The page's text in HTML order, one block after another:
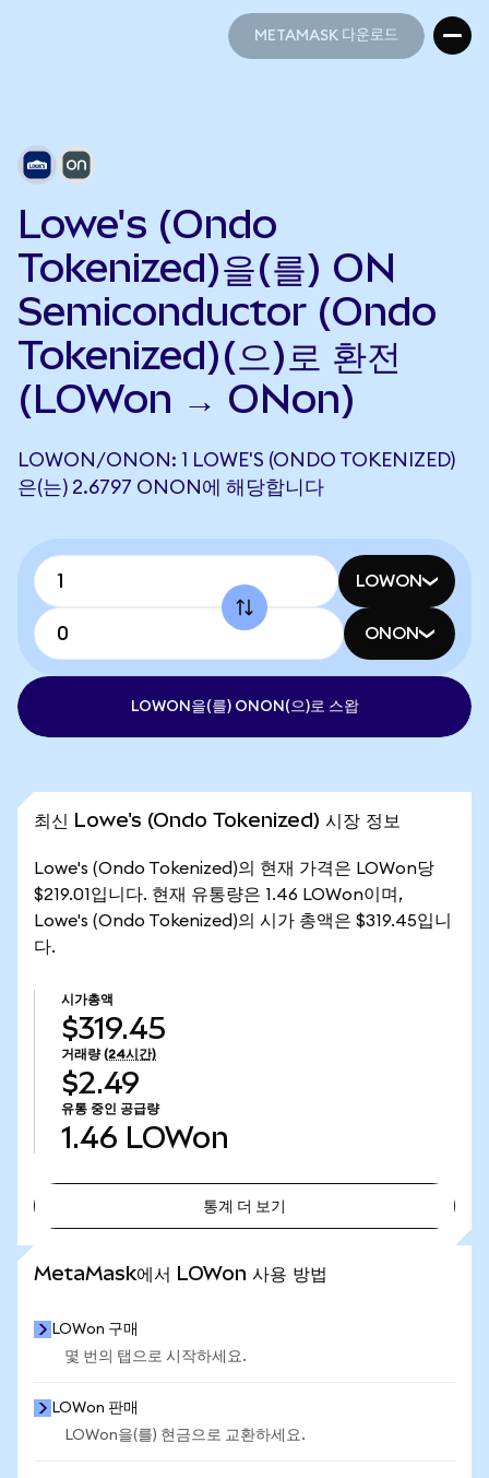
METAMASK 다운로드
Lowe's (Ondo
Tokenized)을(를) ON
Semiconductor (Ondo
Tokenized)(으)로 환전
(LOWon → ONon)
LOWON/ONON: 1 LOWE'S (ONDO TOKENIZED)
은(는) 2.6797 ONON에 해당합니다
LOWON
ONON
LOWON을(를) ONON(으)로 스왑
최신 Lowe's (Ondo Tokenized) 시장 정보
Lowe's (Ondo Tokenized)의 현재 가격은 LOWon당
$219.01입니다. 현재 유통량은 1.46 LOWon이며,
Lowe's (Ondo Tokenized)의 시가 총액은 $319.45입니
다.
시가총액
$319.45
거래량 (24시간)
$2.49
유통 중인 공급량
1.46 LOWon
통계 더 보기
MetaMask에서 LOWon 사용 방법
LOWon 구매
몇 번의 탭으로 시작하세요.
LOWon 판매
LOWon을(를) 현금으로 교환하세요.